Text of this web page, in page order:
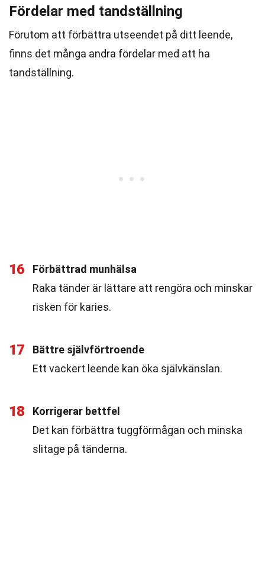
Fördelar med tandställning
Förutom att förbättra utseendet på ditt leende,
finns det många andra fördelar med att ha
tandställning.
16
Förbättrad munhälsa
Raka tänder är lättare att rengöra och minskar
risken för karies.
17
Bättre självförtroende
Ett vackert leende kan öka självkänslan.
18
Korrigerar bettfel
Det kan förbättra tuggförmågan och minska
slitage på tänderna.